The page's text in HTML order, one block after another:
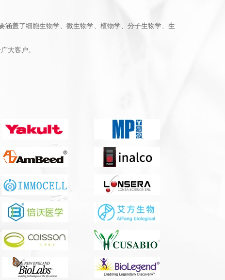
涵盖了细胞生物学、微生物学、植物学、分子生物学、生
大客户。